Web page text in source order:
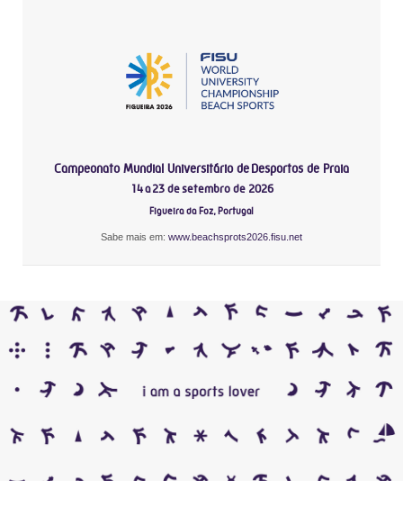
Campeonato Mundial Universitário de Desportos de Praia
14 a 23 de setembro de 2026
Figueira da Foz, Portugal
Sabe mais em: www.beachsprots2026.fisu.net